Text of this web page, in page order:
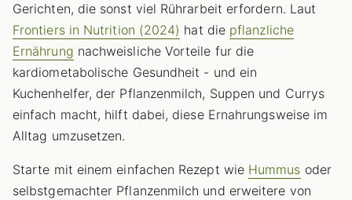
Gerichten, die sonst viel Rührarbeit erfordern. Laut
Frontiers in Nutrition (2024) hat die pflanzliche
Ernährung nachweisliche Vorteile fur die
kardiometabolische Gesundheit - und ein
Kuchenhelfer, der Pflanzenmilch, Suppen und Currys
einfach macht, hilft dabei, diese Ernahrungsweise im
Alltag umzusetzen.
Starte mit einem einfachen Rezept wie Hummus oder
selbstgemachter Pflanzenmilch und erweitere von